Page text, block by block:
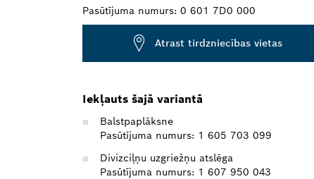
Pasūtījuma numurs: 0 601 7D0 000
Atrast tirdzniecības vietas
Iekļauts šajā variantā
Balstpaplāksne
Pasūtījuma numurs: 1 605 703 099
Divizciļņu uzgriežņu atslēga
Pasūtījuma numurs: 1 607 950 043